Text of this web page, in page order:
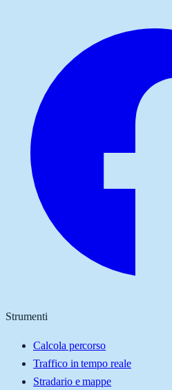
Strumenti
Calcola percorso
Traffico in tempo reale
Stradario e mappe